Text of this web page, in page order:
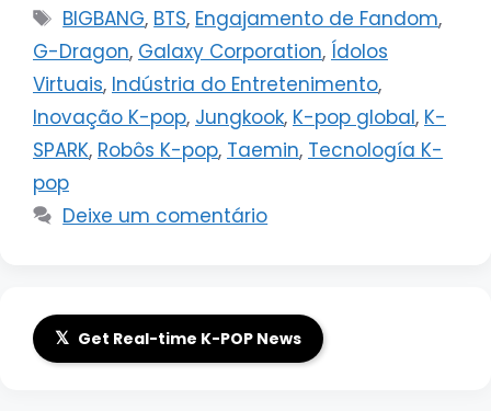
Tags
BIGBANG, BTS, Engajamento de Fandom,
G-Dragon, Galaxy Corporation, Ídolos
Virtuais, Indústria do Entretenimento,
Inovação K-pop, Jungkook, K-pop global, K-
SPARK, Robôs K-pop, Taemin, Tecnología K-
pop
Deixe um comentário
𝕏 Get Real-time K-POP News